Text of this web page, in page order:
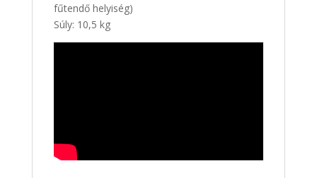
fűtendő helyiség)
Súly: 10,5 kg